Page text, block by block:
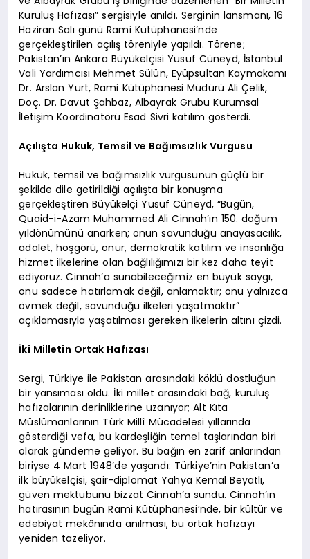
Kuruluş Hafızası” sergisiyle anıldı. Serginin lansmanı, 16
Haziran Salı günü Rami Kütüphanesi’nde
gerçekleştirilen açılış töreniyle yapıldı. Törene;
Pakistan’ın Ankara Büyükelçisi Yusuf Cüneyd, İstanbul
Vali Yardımcısı Mehmet Sülün, Eyüpsultan Kaymakamı
Dr. Arslan Yurt, Rami Kütüphanesi Müdürü Ali Çelik,
Doç. Dr. Davut Şahbaz, Albayrak Grubu Kurumsal
İletişim Koordinatörü Esad Sivri katılım gösterdi.
Açılışta Hukuk, Temsil ve Bağımsızlık Vurgusu
Hukuk, temsil ve bağımsızlık vurgusunun güçlü bir
şekilde dile getirildiği açılışta bir konuşma
gerçekleştiren Büyükelçi Yusuf Cüneyd, “Bugün,
Quaid-i-Azam Muhammed Ali Cinnah’ın 150. doğum
yıldönümünü anarken; onun savunduğu anayasacılık,
adalet, hoşgörü, onur, demokratik katılım ve insanlığa
hizmet ilkelerine olan bağlılığımızı bir kez daha teyit
ediyoruz. Cinnah’a sunabileceğimiz en büyük saygı,
onu sadece hatırlamak değil, anlamaktır; onu yalnızca
övmek değil, savunduğu ilkeleri yaşatmaktır”
açıklamasıyla yaşatılması gereken ilkelerin altını çizdi.
İki Milletin Ortak Hafızası
Sergi, Türkiye ile Pakistan arasındaki köklü dostluğun
bir yansıması oldu. İki millet arasındaki bağ, kuruluş
hafızalarının derinliklerine uzanıyor; Alt Kıta
Müslümanlarının Türk Millî Mücadelesi yıllarında
gösterdiği vefa, bu kardeşliğin temel taşlarından biri
olarak gündeme geliyor. Bu bağın en zarif anlarından
biriyse 4 Mart 1948’de yaşandı: Türkiye’nin Pakistan’a
ilk büyükelçisi, şair-diplomat Yahya Kemal Beyatlı,
güven mektubunu bizzat Cinnah’a sundu. Cinnah’ın
hatırasının bugün Rami Kütüphanesi’nde, bir kültür ve
edebiyat mekânında anılması, bu ortak hafızayı
yeniden tazeliyor.